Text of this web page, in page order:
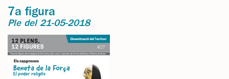
7a figura
Ple del 21-05-2018